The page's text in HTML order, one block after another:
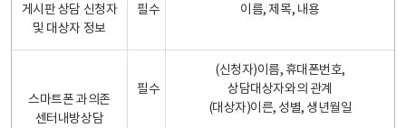
게시판 상담 신청자
및 대상자 정보
필수 이름, 제목, 내용
스마트폰 과의존
센터내방상담
필수
(신청자)이름, 휴대폰번호,
상담대상자와의 관계
(대상자)이른, 성별, 생년월일